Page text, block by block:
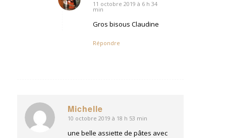
dit
11 octobre 2019 à 6 h 34
min
Gros bisous Claudine
Répondre
Michelle
dit
:
10 octobre 2019 à 18 h 53 min
une belle assiette de pâtes avec